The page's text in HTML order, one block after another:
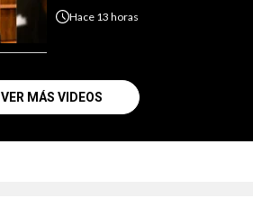
Hace 13 horas
VER MÁS VIDEOS